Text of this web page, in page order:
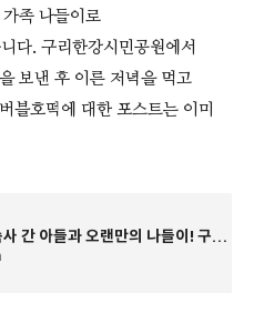
족 나들이로
다. 구리한강시민공원에서
보낸 후 이른 저녁을 먹고
블호떡에 대한 포스트는 이미
[구리 맛집] 기숙사 간 아들과 오랜만의 나들이! 구리전통시장 '줄줄이호떡' 치즈&꿀 버블 호떡